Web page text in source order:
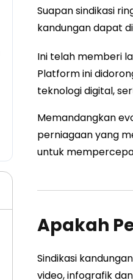
Suapan sindikasi
kandungan dapat
Ini telah memberi
Platform ini
teknologi digital,
Memandangkan
perniagaan yang
untuk
Apakah
Sindikasi
video, infografik